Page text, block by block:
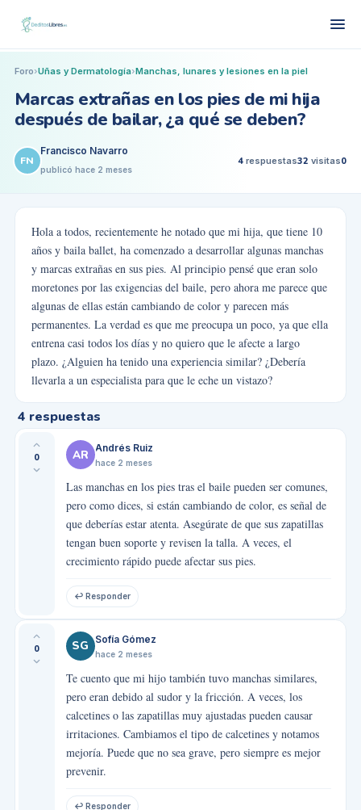
Foro›Uñas y Dermatología›Manchas, lunares y lesiones en la piel
Marcas extrañas en los pies de mi hija
después de bailar, ¿a qué se deben?
FN
Francisco Navarro
publicó hace 2 meses
4 respuestas32 visitas0
Hola a todos, recientemente he notado que mi hija, que tiene 10
años y baila ballet, ha comenzado a desarrollar algunas manchas
y marcas extrañas en sus pies. Al principio pensé que eran solo
moretones por las exigencias del baile, pero ahora me parece que
algunas de ellas están cambiando de color y parecen más
permanentes. La verdad es que me preocupa un poco, ya que ella
entrena casi todos los días y no quiero que le afecte a largo
plazo. ¿Alguien ha tenido una experiencia similar? ¿Debería
llevarla a un especialista para que le eche un vistazo?
4 respuestas
0 AR Andrés Ruiz
hace 2 meses
Las manchas en los pies tras el baile pueden ser comunes,
pero como dices, si están cambiando de color, es señal de
que deberías estar atenta. Asegúrate de que sus zapatillas
tengan buen soporte y revisen la talla. A veces, el
crecimiento rápido puede afectar sus pies.
↩ Responder
0 SG Sofía Gómez
hace 2 meses
Te cuento que mi hijo también tuvo manchas similares,
pero eran debido al sudor y la fricción. A veces, los
calcetines o las zapatillas muy ajustadas pueden causar
irritaciones. Cambiamos el tipo de calcetines y notamos
mejoría. Puede que no sea grave, pero siempre es mejor
prevenir.
↩ Responder